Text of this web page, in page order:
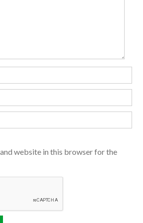
and website in this browser for the